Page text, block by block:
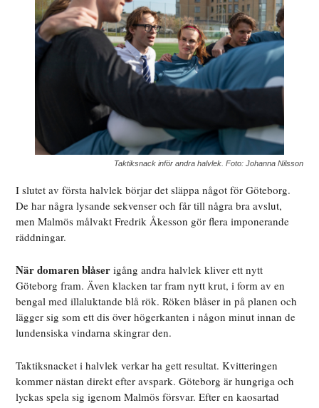
Taktiksnack inför andra halvlek. Foto: Johanna Nilsson
I slutet av första halvlek börjar det släppa något för Göteborg.
De har några lysande sekvenser och får till några bra avslut,
men Malmös målvakt Fredrik Åkesson gör flera imponerande
räddningar.
När domaren blåser igång andra halvlek kliver ett nytt
Göteborg fram. Även klacken tar fram nytt krut, i form av en
bengal med illaluktande blå rök. Röken blåser in på planen och
lägger sig som ett dis över högerkanten i någon minut innan de
lundensiska vindarna skingrar den.
Taktiksnacket i halvlek verkar ha gett resultat. Kvitteringen
kommer nästan direkt efter avspark. Göteborg är hungriga och
lyckas spela sig igenom Malmös försvar. Efter en kaosartad